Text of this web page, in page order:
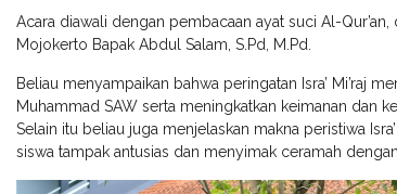
Acara diawali dengan pembacaan ayat suci Al-
Mojokerto Bapak Abdul Salam, S.Pd, M.Pd.
Beliau menyampaikan bahwa peringatan Isra’ Mi’raj
Muhammad SAW serta meningkatkan keimanan dan
Selain itu beliau juga menjelaskan makna peristiwa
siswa tampak antusias dan menyimak ceramah